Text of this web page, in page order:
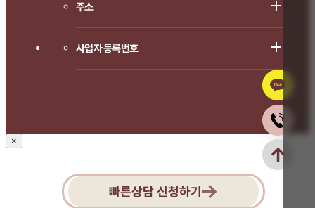
빠른상담 신청하기
주소
사업자 등록번호
×
1666-8714로 연락주시면